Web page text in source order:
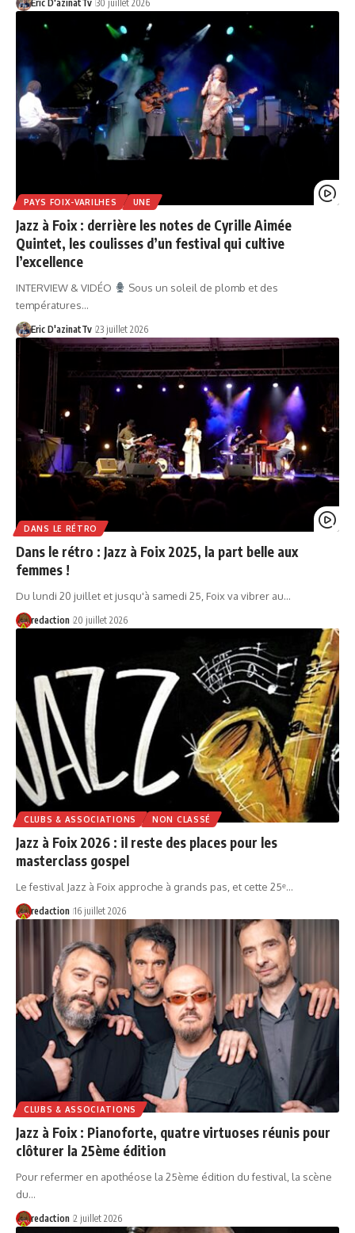
Eric D'azinatTv 30 juillet 2026
PAYS FOIX-VARILHES UNE
Jazz à Foix : derrière les notes de Cyrille Aimée
Quintet, les coulisses d’un festival qui cultive
l’excellence
INTERVIEW & VIDÉO
Sous un soleil de plomb et des
températures…
Eric D'azinatTv 23 juillet 2026
DANS LE RÉTRO
Dans le rétro : Jazz à Foix 2025, la part belle aux
femmes !
Du lundi 20 juillet et jusqu'à samedi 25, Foix va vibrer au…
redaction 20 juillet 2026
CLUBS & ASSOCIATIONS NON CLASSÉ
Jazz à Foix 2026 : il reste des places pour les
masterclass gospel
Le festival Jazz à Foix approche à grands pas, et cette 25ᵉ…
redaction 16 juillet 2026
CLUBS & ASSOCIATIONS
Jazz à Foix : Pianoforte, quatre virtuoses réunis pour
clôturer la 25ème édition
Pour refermer en apothéose la 25ème édition du festival, la scène
du…
redaction 2 juillet 2026